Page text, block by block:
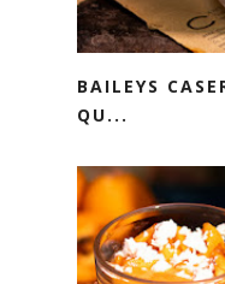
BAILEYS
QU...